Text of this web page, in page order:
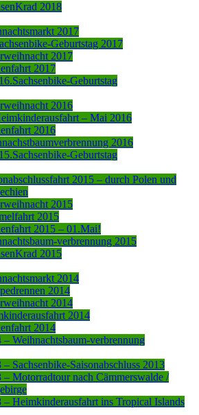
2018
2017
Geburtstag 2017
2017
2017
Geburtstag
2016
– Mai 2016
2016
2016
Geburtstag
2015 – durch Polen und
2015
2015
2015 – 01.Mai!
verbrennung 2015
2015
2014
2014
2014
2014
2014
– Weihnachtsbaum-verbrennung
– Sachsenbike-Saisonabschluss 2013
– Motorradtour nach Cämmerswalde /
– Heimkinderausfahrt ins Tropical Islands